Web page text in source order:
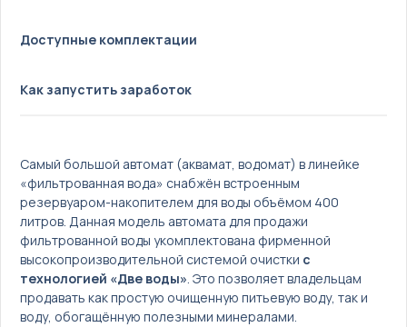
Türkçe
Доступные комплектации
Как запустить заработок
Самый большой автомат (аквамат, водомат) в линейке
«фильтрованная вода» снабжён встроенным
резервуаром-накопителем для воды объёмом 400
литров. Данная модель автомата для продажи
фильтрованной воды укомплектована фирменной
высокопроизводительной системой очистки с
технологией «Две воды». Это позволяет владельцам
продавать как простую очищенную питьевую воду, так и
воду, обогащённую полезными минералами.